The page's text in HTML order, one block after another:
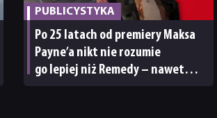
PUBLICYSTYKA
Po 25 latach od premiery Maksa
Payne’a nikt nie rozumie
go lepiej niż Remedy – nawet